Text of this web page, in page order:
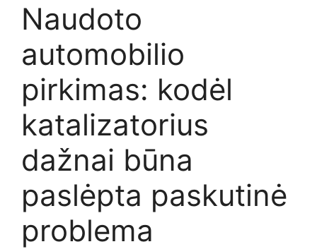
Naudoto
automobilio
pirkimas: kodėl
katalizatorius
dažnai būna
paslėpta paskutinė
problema